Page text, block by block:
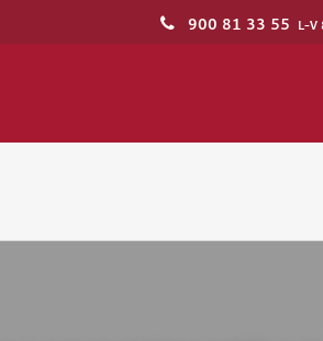
900 81 33 55 L-V